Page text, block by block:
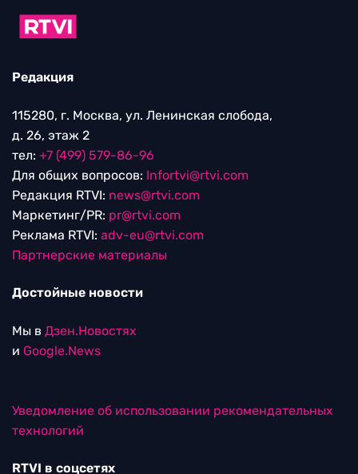
Редакция
115280, г. Москва, ул. Ленинская слобода,
д. 26, этаж 2
тел: +7 (499) 579-86-96
Для общих вопросов: Infortvi@rtvi.com
Редакция RTVI: news@rtvi.com
Маркетинг/PR: pr@rtvi.com
Реклама RTVI: adv-eu@rtvi.com
Партнерские материалы
Достойные новости
Мы в Дзен.Новостях
и Google.News
Уведомление об использовании рекомендательных
технологий
RTVI в соцсетях